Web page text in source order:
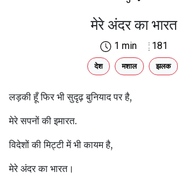
मेरे अंदर का भारत
1 min 181
देश मशाल झलक
लड़की हूँ फिर भी सुदृढ़ बुनियाद पर है,
मेरे सपनों की इमारत.
विदेशों की मिट्टी में भी कायम है,
मेरे अंदर का भारत।